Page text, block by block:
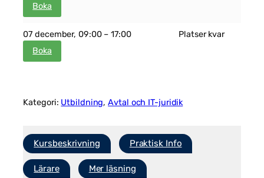
Boka
07 december, 09:00 – 17:00
Platser kvar
Boka
Kategori: Utbildning, Avtal och IT-juridik
Kursbeskrivning Praktisk Info
Lärare Mer läsning
välja bort. De
behövs för
taget ska
fungera.